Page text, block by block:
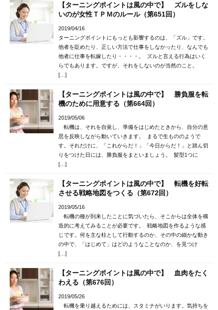
【ターニングポイントは風の中で】 ズルをしな
いのが女性ＴＰＭのルール（第651回）
2019/04/16
ターニングポイントにもっとも影響するのは、「ズル」です。
他者を貶めたり、正しい方法で仕事をしなかったり、なんでも
他者に仕事を転嫁したり・・・・。 ズルと言える行為はいく
らでもあります。ですが、それをしないのが当然のこと。
[…]
【ターニングポイントは風の中で】 勝負服を転
機のために用意する（第664回）
2019/05/06
転機は、それを自覚し、準備をはじめたときから、自分の意
思を反映しながら動いていきます。 まるで生もののようで
す。それだけに、「これからだ！」「今日からだ！」と踏ん切
りをつけた日には、勝負服をまといましょう。 髪型1つに
[…]
【ターニングポイントは風の中で】 転機を好転
させる戦略地図をつくる（第672回）
2019/05/16
転機の種が到来したことに気づいたら、そこからは全体を構
造的に考えてみることが必要です。 戦略地図を作るような感
じです。何を主な柱として行動するのか、その中の細かな動き
の中で、「はじめて」はどのようなことなのか、を見つけ
[…]
【ターニングポイントは風の中で】 血肉をたく
わえる（第676回）
2019/05/26
転機を乗り越えるためには、スタミナがいります。気持ちを